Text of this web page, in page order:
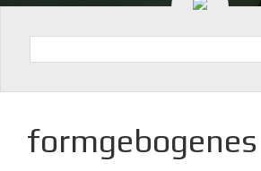
formgebogenes